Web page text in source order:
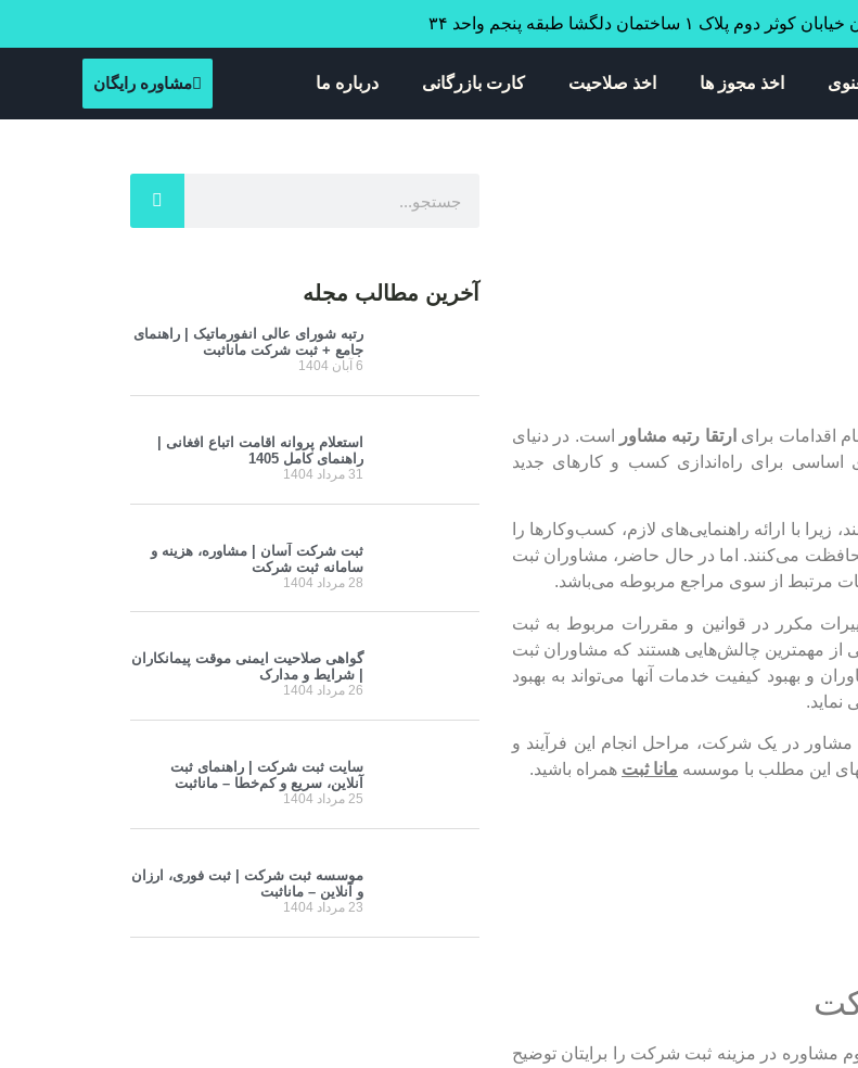
۱ ساختمان دلگشا طبقه پنجم واحد ۳۴
اخذ مجوز ها اخذ صلاحیت کارت بازرگانی درباره ما مشاوره رایگان
اقدامات برای ارتقا رتبه مشاور
است. در دنیای
اساسی برای راه‌اندازی کسب و کارهای جدید
زیرا با ارائه راهنمایی‌های لازم، کسب‌وکارها را
می‌کنند. اما در حال حاضر، مشاوران ثبت
مرتبط از سوی مراجع مربوطه می‌باشد.
مکرر در قوانین و مقررات مربوط به ثبت
مهمترین چالش‌هایی هستند که مشاوران ثبت
و بهبود کیفیت خدمات آنها می‌تواند به بهبود
مشاور در یک شرکت، مراحل انجام این فرآیند و
این مطلب با موسسه مانا ثبت همراه باشید.
مشاوره در مزینه ثبت شرکت را برایتان توضیح
آخرین مطالب مجله
رتبه شورای عالی انفورماتیک | راهنمای
جامع + ثبت شرکت مانا‌ثبت
6 آبان 1404
استعلام پروانه اقامت اتباع افغانی |
راهنمای کامل 1405
31 مرداد 1404
ثبت شرکت آسان | مشاوره، هزینه و
سامانه ثبت شرکت
28 مرداد 1404
گواهی صلاحیت ایمنی موقت پیمانکاران
| شرایط و مدارک
26 مرداد 1404
سایت ثبت شرکت | راهنمای ثبت
آنلاین، سریع و کم‌خطا – مانا‌ثبت
25 مرداد 1404
موسسه ثبت شرکت | ثبت فوری، ارزان
و آنلاین – مانا‌ثبت
23 مرداد 1404